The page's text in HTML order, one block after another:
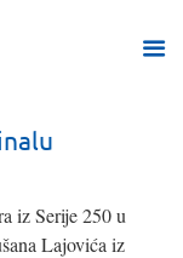
iz Serije 250 u
Lajovića iz